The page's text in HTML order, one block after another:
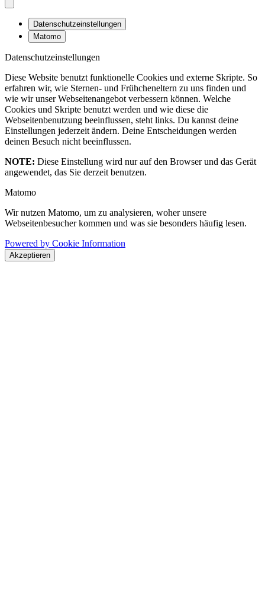
Datenschutzeinstellungen
Matomo
Datenschutzeinstellungen
Diese Website benutzt funktionelle Cookies und externe Skripte. So
erfahren wir, wie Sternen- und Frühcheneltern zu uns finden und
wie wir unser Webseitenangebot verbessern können. Welche
Cookies und Skripte benutzt werden und wie diese die
Webseitenbenutzung beeinflussen, steht links. Du kannst deine
Einstellungen jederzeit ändern. Deine Entscheidungen werden
deinen Besuch nicht beeinflussen.
NOTE: Diese Einstellung wird nur auf den Browser und das Gerät
angewendet, das Sie derzeit benutzen.
Matomo
Wir nutzen Matomo, um zu analysieren, woher unsere
Webseitenbesucher kommen und was sie besonders häufig lesen.
Powered by Cookie Information
Akzeptieren